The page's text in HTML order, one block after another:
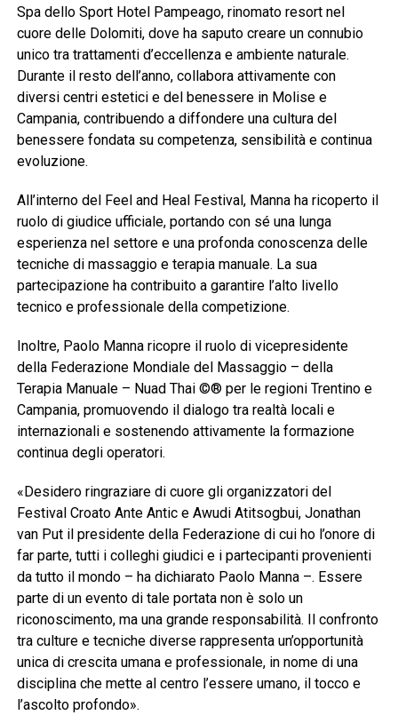
Spa dello Sport Hotel Pampeago, rinomato resort nel
cuore delle Dolomiti, dove ha saputo creare un connubio
unico tra trattamenti d’eccellenza e ambiente naturale.
Durante il resto dell’anno, collabora attivamente con
diversi centri estetici e del benessere in Molise e
Campania, contribuendo a diffondere una cultura del
benessere fondata su competenza, sensibilità e continua
evoluzione.
All’interno del Feel and Heal Festival, Manna ha ricoperto il
ruolo di giudice ufficiale, portando con sé una lunga
esperienza nel settore e una profonda conoscenza delle
tecniche di massaggio e terapia manuale. La sua
partecipazione ha contribuito a garantire l’alto livello
tecnico e professionale della competizione.
Inoltre, Paolo Manna ricopre il ruolo di vicepresidente
della Federazione Mondiale del Massaggio – della
Terapia Manuale – Nuad Thai ©® per le regioni Trentino e
Campania, promuovendo il dialogo tra realtà locali e
internazionali e sostenendo attivamente la formazione
continua degli operatori.
«Desidero ringraziare di cuore gli organizzatori del
Festival Croato Ante Antic e Awudi Atitsogbui, Jonathan
van Put il presidente della Federazione di cui ho l’onore di
far parte, tutti i colleghi giudici e i partecipanti provenienti
da tutto il mondo – ha dichiarato Paolo Manna –. Essere
parte di un evento di tale portata non è solo un
riconoscimento, ma una grande responsabilità. Il confronto
tra culture e tecniche diverse rappresenta un’opportunità
unica di crescita umana e professionale, in nome di una
disciplina che mette al centro l’essere umano, il tocco e
l’ascolto profondo».